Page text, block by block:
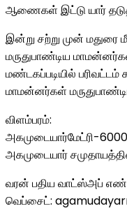
ஆணைகள் இட்டு யார்
இன்று சற்று முன்
மருதுபாண்டிய
மண்டகப்படியில் பரிவட்டம்
மாமன்னர்கள்
விளம்பரம்:
அகமுடையார்மேட்ரி-
அகமுடையார்
வரன் பதிய வாட்ஸ்அப்
வெப்சைட்: